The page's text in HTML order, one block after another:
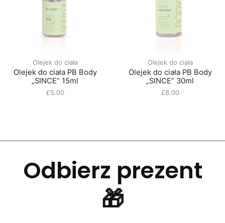
Olejek do ciała
Olejek do ciała PB Body
„SINCE” 15ml
£5.00
Olejek do ciała
Olejek do ciała PB Body
„SINCE” 30ml
£8.00
Odbierz prezent
🎁